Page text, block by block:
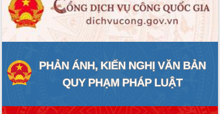
VĂN BẢN HĐND TỈNH
ĐIỂM TIN VĂN BẢN